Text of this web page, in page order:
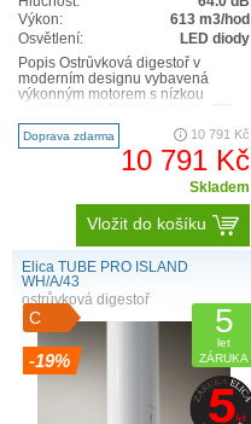
Výkon:
613 m3/hod
Osvětlení:
LED diody
Popis Ostrůvková digestoř v
moderním designu vybavená
výkonným motorem s nízkou
digestoř lze bezdrátově propoj..
Doprava zdarma 10 791 Kč
10 791 Kč
Skladem
Vložit do košíku
Elica TUBE PRO ISLAND
WH/A/43
ostrůvková digestoř
C
-19%
5
let
ZÁRUKA